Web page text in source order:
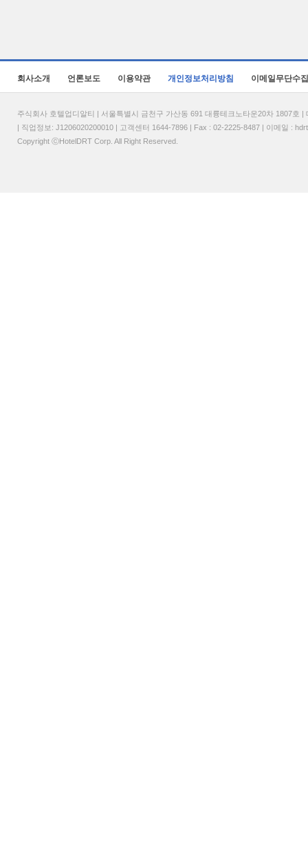
회사소개 언론보도 이용약관 개인정보처리방침 이메일무단수
주식회사 호텔업디알티 | 서울특별시 금천구 가산동 691 대륭테크노타운20차 1807
| 직업정보: J1206020200010 | 고객센터 1644-7896 | Fax : 02-2225-8487 | 이메일 :
Copyright ⓒHotelDRT Corp. All Right Reserved.